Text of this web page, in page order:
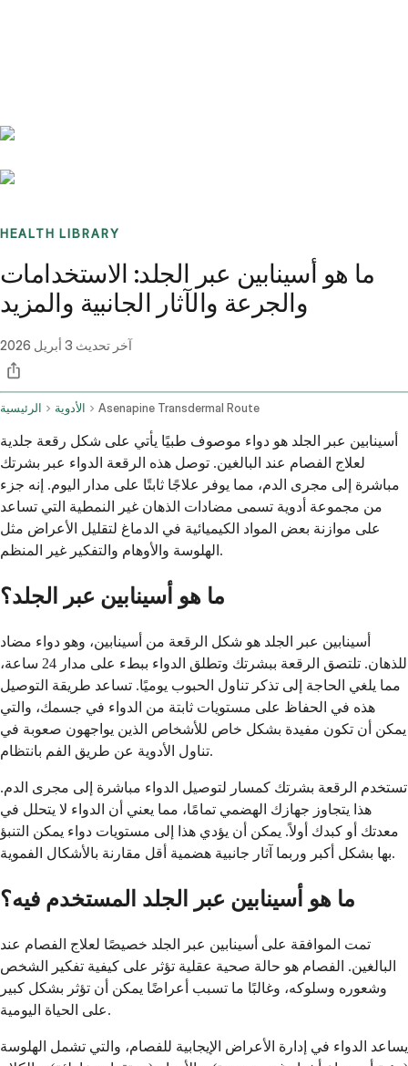
HEALTH LIBRARY
ما هو أسينابين عبر الجلد: الاستخدامات
والجرعة والآثار الجانبية والمزيد
آخر تحديث 3 أبريل 2026
الرئيسية الأدوية Asenapine Transdermal Route
أسينابين عبر الجلد هو دواء موصوف طبيًا يأتي على شكل رقعة جلدية
لعلاج الفصام عند البالغين. توصل هذه الرقعة الدواء عبر بشرتك
مباشرة إلى مجرى الدم، مما يوفر علاجًا ثابتًا على مدار اليوم. إنه جزء
من مجموعة أدوية تسمى مضادات الذهان غير النمطية التي تساعد
على موازنة بعض المواد الكيميائية في الدماغ لتقليل الأعراض مثل
الهلوسة والأوهام والتفكير غير المنظم.
ما هو أسينابين عبر الجلد؟
أسينابين عبر الجلد هو شكل الرقعة من أسينابين، وهو دواء مضاد
للذهان. تلتصق الرقعة ببشرتك وتطلق الدواء ببطء على مدار 24 ساعة،
مما يلغي الحاجة إلى تذكر تناول الحبوب يوميًا. تساعد طريقة التوصيل
هذه في الحفاظ على مستويات ثابتة من الدواء في جسمك، والتي
يمكن أن تكون مفيدة بشكل خاص للأشخاص الذين يواجهون صعوبة في
تناول الأدوية عن طريق الفم بانتظام.
تستخدم الرقعة بشرتك كمسار لتوصيل الدواء مباشرة إلى مجرى الدم.
هذا يتجاوز جهازك الهضمي تمامًا، مما يعني أن الدواء لا يتحلل في
معدتك أو كبدك أولاً. يمكن أن يؤدي هذا إلى مستويات دواء يمكن التنبؤ
بها بشكل أكبر وربما آثار جانبية هضمية أقل مقارنة بالأشكال الفموية.
ما هو أسينابين عبر الجلد المستخدم فيه؟
تمت الموافقة على أسينابين عبر الجلد خصيصًا لعلاج الفصام عند
البالغين. الفصام هو حالة صحية عقلية تؤثر على كيفية تفكير الشخص
وشعوره وسلوكه، وغالبًا ما تسبب أعراضًا يمكن أن تؤثر بشكل كبير
على الحياة اليومية.
يساعد الدواء في إدارة الأعراض الإيجابية للفصام، والتي تشمل الهلوسة